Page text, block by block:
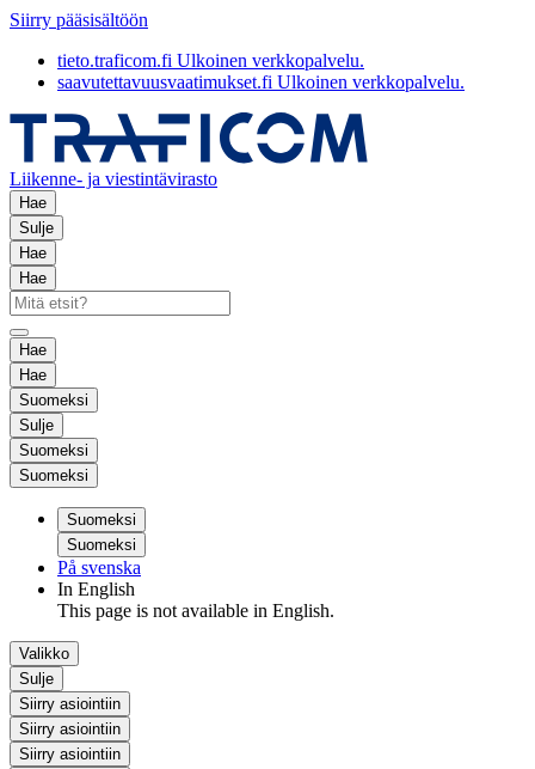
Siirry pääsisältöön
tieto.traficom.fi Ulkoinen verkkopalvelu.
saavutettavuusvaatimukset.fi Ulkoinen verkkopalvelu.
Liikenne- ja viestintävirasto
Hae
Sulje
Hae
Hae
Hae
Hae
Suomeksi
Sulje
Suomeksi
Suomeksi
Suomeksi
Suomeksi
På svenska
In English
This page is not available in English.
Valikko
Sulje
Siirry asiointiin
Siirry asiointiin
Siirry asiointiin